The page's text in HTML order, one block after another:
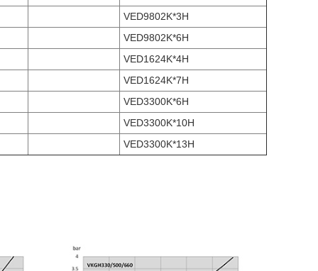
VED9802K*3H
VED9802K*6H
VED1624K*4H
VED1624K*7H
VED3300K*6H
VED3300K*10H
VED3300K*13H